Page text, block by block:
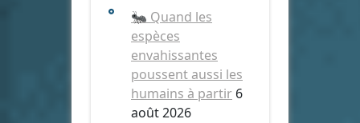
🐜 Quand les
espèces
envahissantes
poussent aussi les
humains à partir 6
août 2026